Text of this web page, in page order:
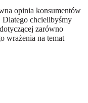
opinia konsumentów
Dlatego chcielibyśmy
zarówno
wrażenia na temat